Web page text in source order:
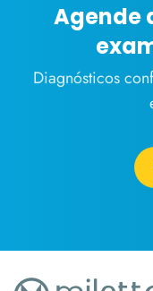
Agende
Diagnósticos